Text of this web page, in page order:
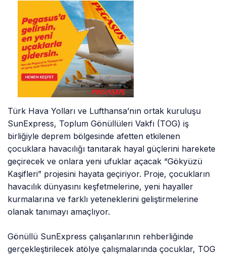
Türk Hava Yolları ve Lufthansa’nın ortak kuruluşu
SunExpress, Toplum Gönüllüleri Vakfı (TOG) iş
birliğiyle deprem bölgesinde afetten etkilenen
çocuklara havacılığı tanıtarak hayal güçlerini harekete
geçirecek ve onlara yeni ufuklar açacak “Gökyüzü
Kaşifleri” projesini hayata geçiriyor. Proje, çocukların
havacılık dünyasını keşfetmelerine, yeni hayaller
kurmalarına ve farklı yeteneklerini geliştirmelerine
olanak tanımayı amaçlıyor.
Gönüllü SunExpress çalışanlarının rehberliğinde
gerçekleştirilecek atölye çalışmalarında çocuklar, TOG